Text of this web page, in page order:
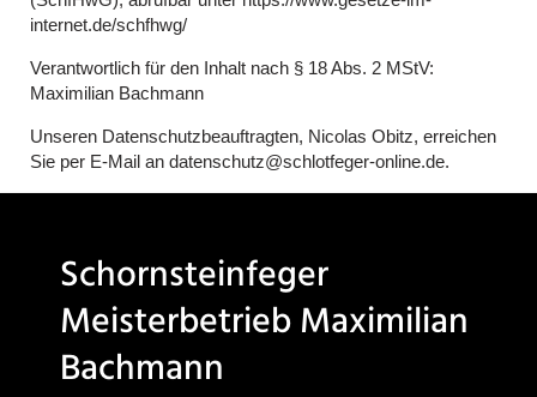
internet.de/schfhwg/
Verantwortlich für den Inhalt nach § 18 Abs. 2 MStV:
Maximilian Bachmann
Unseren Datenschutzbeauftragten, Nicolas Obitz, erreichen
Sie per E-Mail an datenschutz@schlotfeger-online.de.
Schornsteinfeger
Meisterbetrieb Maximilian
Bachmann